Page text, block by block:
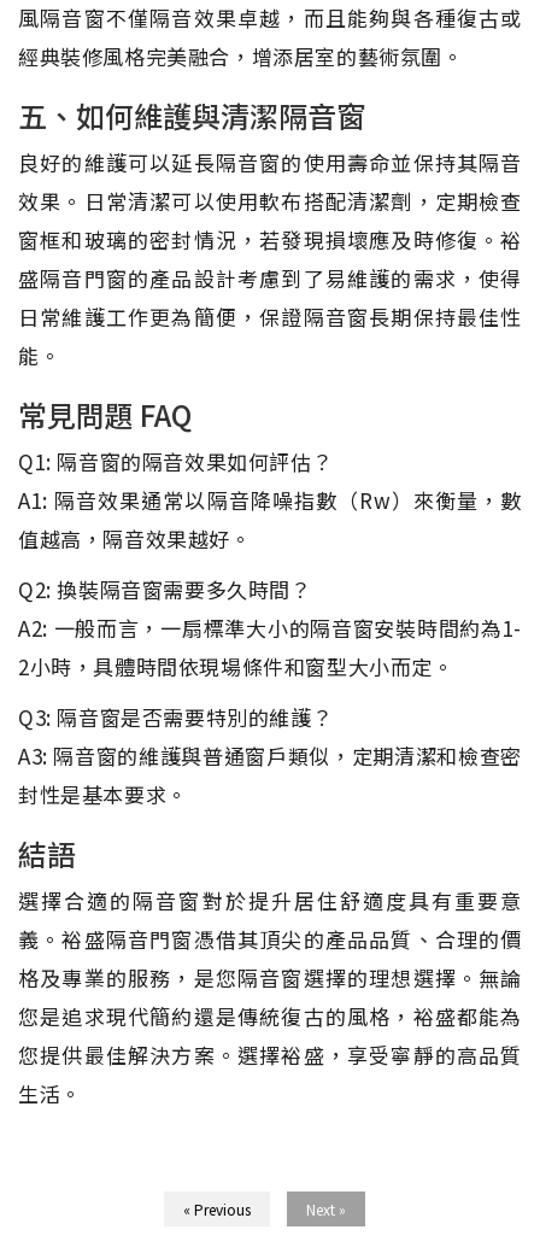
風隔音窗不僅隔音效果卓越，而且能夠與各種復古或
經典裝修風格完美融合，增添居室的藝術氛圍。
五、如何維護與清潔隔音窗
良好的維護可以延長隔音窗的使用壽命並保持其隔音
效果。日常清潔可以使用軟布搭配清潔劑，定期檢查
窗框和玻璃的密封情況，若發現損壞應及時修復。裕
盛隔音門窗的產品設計考慮到了易維護的需求，使得
日常維護工作更為簡便，保證隔音窗長期保持最佳性
能。
常見問題 FAQ
Q1: 隔音窗的隔音效果如何評估？
A1: 隔音效果通常以隔音降噪指數（Rw）來衡量，數
值越高，隔音效果越好。
Q2: 換裝隔音窗需要多久時間？
A2: 一般而言，一扇標準大小的隔音窗安裝時間約為1-
2小時，具體時間依現場條件和窗型大小而定。
Q3: 隔音窗是否需要特別的維護？
A3: 隔音窗的維護與普通窗戶類似，定期清潔和檢查密
封性是基本要求。
結語
選擇合適的隔音窗對於提升居住舒適度具有重要意
義。裕盛隔音門窗憑借其頂尖的產品品質、合理的價
格及專業的服務，是您隔音窗選擇的理想選擇。無論
您是追求現代簡約還是傳統復古的風格，裕盛都能為
您提供最佳解決方案。選擇裕盛，享受寧靜的高品質
生活。
« Previous Next »